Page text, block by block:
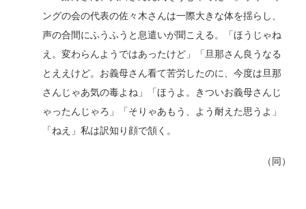
ングの会の代表の佐々木さんは一際大きな体を揺らし、
声の合間にふうふうと息遣いが聞こえる。「ほうじゃね
え。変わらんようではあったけど」「旦那さん良うなる
とええけど。お義母さん看て苦労したのに、今度は旦那
さんじゃあ気の毒よね」「ほうよ。きついお義母さんじ
ゃったんじゃろ」「そりゃあもう、よう耐えた思うよ」
「ねえ」私は訳知り顔で頷く。
（同）